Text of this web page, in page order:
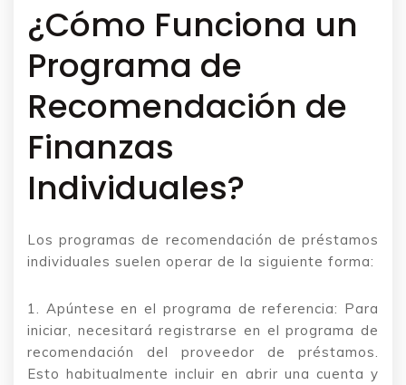
¿Cómo Funciona un
Programa de
Recomendación de
Finanzas
Individuales?
Los programas de recomendación de préstamos
individuales suelen operar de la siguiente forma:
1. Apúntese en el programa de referencia: Para
iniciar, necesitará registrarse en el programa de
recomendación del proveedor de préstamos.
Esto habitualmente incluir en abrir una cuenta y